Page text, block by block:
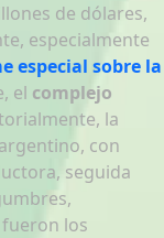
de dólares,
especialmente
especial sobre la
el complejo
la
con
seguida
fueron los